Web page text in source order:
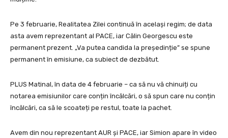
Pe 3 februarie, Realitatea Zilei continuă în același regim; de data
asta avem reprezentant al PACE, iar Călin Georgescu este
permanent prezent. „Va putea candida la președinție” se spune
permanent în emisiune, ca subiect de dezbătut.
PLUS Matinal, în data de 4 februarie – ca să nu vă chinuiți cu
notarea emisiunilor care conțin încălcări, o să spun care nu conțin
încălcări, ca să le scoateți pe restul, toate la pachet.
Avem din nou reprezentant AUR și PACE, iar Simion apare în video